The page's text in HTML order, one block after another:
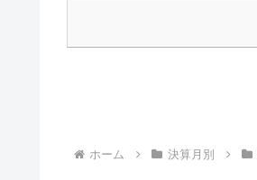
ホーム 決算月別